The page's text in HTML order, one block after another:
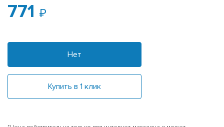
771
Нет
Купить в 1 клик